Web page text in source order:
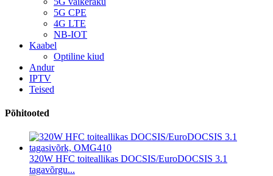
5G CPE
4G LTE
NB-IOT
Kaabel
Optiline kiud
Andur
IPTV
Teised
Põhitooted
320W HFC toiteallikas DOCSIS/EuroDOCSIS 3.1
tagavõrgu...